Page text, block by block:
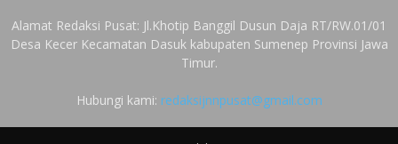
Alamat Redaksi Pusat: Jl.Khotip Banggil Dusun Daja RT/RW.01/01
Desa Kecer Kecamatan Dasuk kabupaten Sumenep Provinsi Jawa
Timur.
Hubungi kami: redaksijnnpusat@gmail.com